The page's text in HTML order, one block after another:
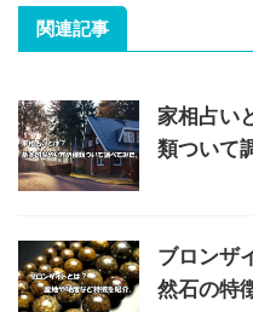
関連記事
家相占い
類ついて
ブロンザ
然石の特